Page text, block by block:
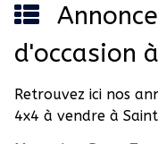
d'occasion
Retrouvez ici nos
4x4 à vendre à